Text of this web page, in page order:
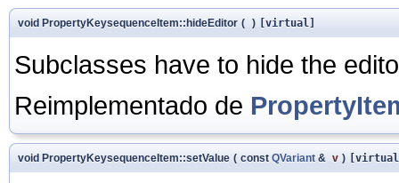
void PropertyKeysequenceItem::hideEditor ( ) [virtual]
Subclasses have to hide the
Reimplementado de
void PropertyKeysequenceItem::setValue ( const QVariant & v )